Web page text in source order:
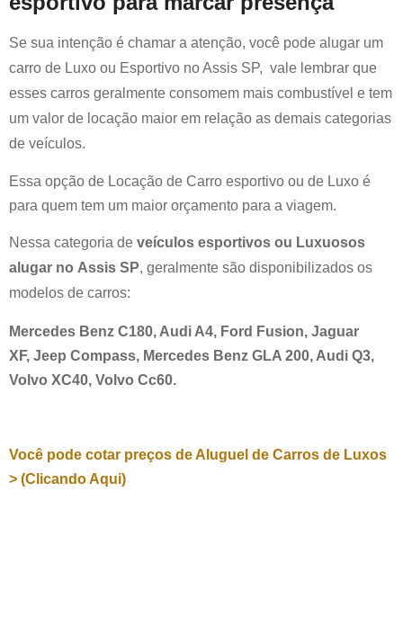
Se sua intenção é chamar a atenção, você pode alugar um
carro de Luxo ou Esportivo noAssis SP, vale lembrar que
esses carros geralmente consomem mais combustível e tem
um valor de locação maior em relação as demais categorias
de veículos.
Essa opção de Locação de Carro esportivo ou de Luxo é
para quem tem um maior orçamento para a viagem.
Nessa categoria de veículos esportivos ou Luxuosos
alugar no Assis SP, geralmente são disponibilizados os
modelos de carros:
Mercedes Benz C180, Audi A4, Ford Fusion, Jaguar
XF, Jeep Compass, Mercedes Benz GLA 200, Audi Q3,
Volvo XC40, Volvo Cc60.
Você pode cotar preços de Aluguel de Carros de Luxos
> (Clicando Aqui)